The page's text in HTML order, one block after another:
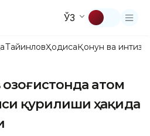
ЎЗ
ТайинловҲодисаҚонун ва
атом
қурилиши ҳақида